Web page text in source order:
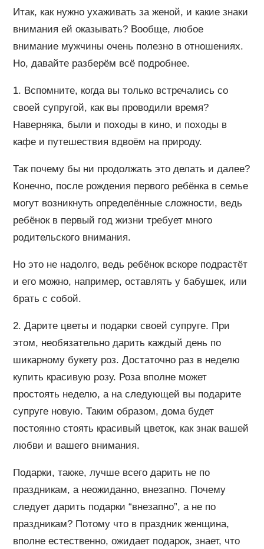
Итак, как нужно ухаживать за женой, и какие знаки
внимания ей оказывать? Вообще, любое
внимание мужчины очень полезно в отношениях.
Но, давайте разберём всё подробнее.
1. Вспомните, когда вы только встречались со
своей супругой, как вы проводили время?
Наверняка, были и походы в кино, и походы в
кафе и путешествия вдвоём на природу.
Так почему бы ни продолжать это делать и далее?
Конечно, после рождения первого ребёнка в семье
могут возникнуть определённые сложности, ведь
ребёнок в первый год жизни требует много
родительского внимания.
Но это не надолго, ведь ребёнок вскоре подрастёт
и его можно, например, оставлять у бабушек, или
брать с собой.
2. Дарите цветы и подарки своей супруге. При
этом, необязательно дарить каждый день по
шикарному букету роз. Достаточно раз в неделю
купить красивую розу. Роза вполне может
простоять неделю, а на следующей вы подарите
супруге новую. Таким образом, дома будет
постоянно стоять красивый цветок, как знак вашей
любви и вашего внимания.
Подарки, также, лучше всего дарить не по
праздникам, а неожиданно, внезапно. Почему
следует дарить подарки “внезапно”, а не по
праздникам? Потому что в праздник женщина,
вполне естественно, ожидает подарок, знает, что